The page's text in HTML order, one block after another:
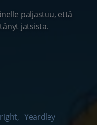
paljastuu, että
jatsista.
, Yeardley